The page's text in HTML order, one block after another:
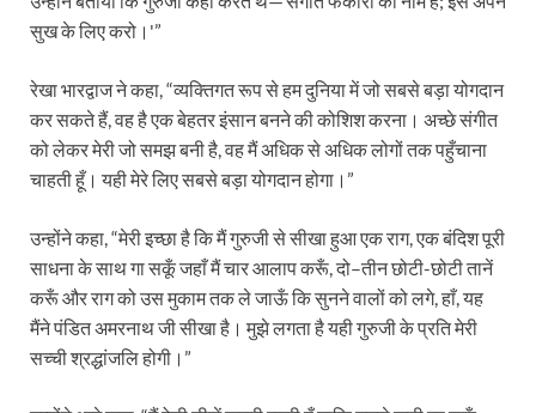
सुख के लिए करो।'”
रेखा भारद्वाज ने कहा, “व्यक्तिगत रूप से हम दुनिया में जो सबसे बड़ा योगदान
कर सकते हैं, वह है एक बेहतर इंसान बनने की कोशिश करना। अच्छे संगीत
को लेकर मेरी जो समझ बनी है, वह मैं अधिक से अधिक लोगों तक पहुँचाना
चाहती हूँ। यही मेरे लिए सबसे बड़ा योगदान होगा।”
उन्होंने कहा, “मेरी इच्छा है कि मैं गुरुजी से सीखा हुआ एक राग, एक बंदिश पूरी
साधना के साथ गा सकूँ जहाँ मैं चार आलाप करूँ, दो–तीन छोटी-छोटी तानें
करूँ और राग को उस मुकाम तक ले जाऊँ कि सुनने वालों को लगे, हाँ, यह
मैंने पंडित अमरनाथ जी सीखा है। मुझे लगता है यही गुरुजी के प्रति मेरी
सच्ची श्रद्धांजलि होगी।”